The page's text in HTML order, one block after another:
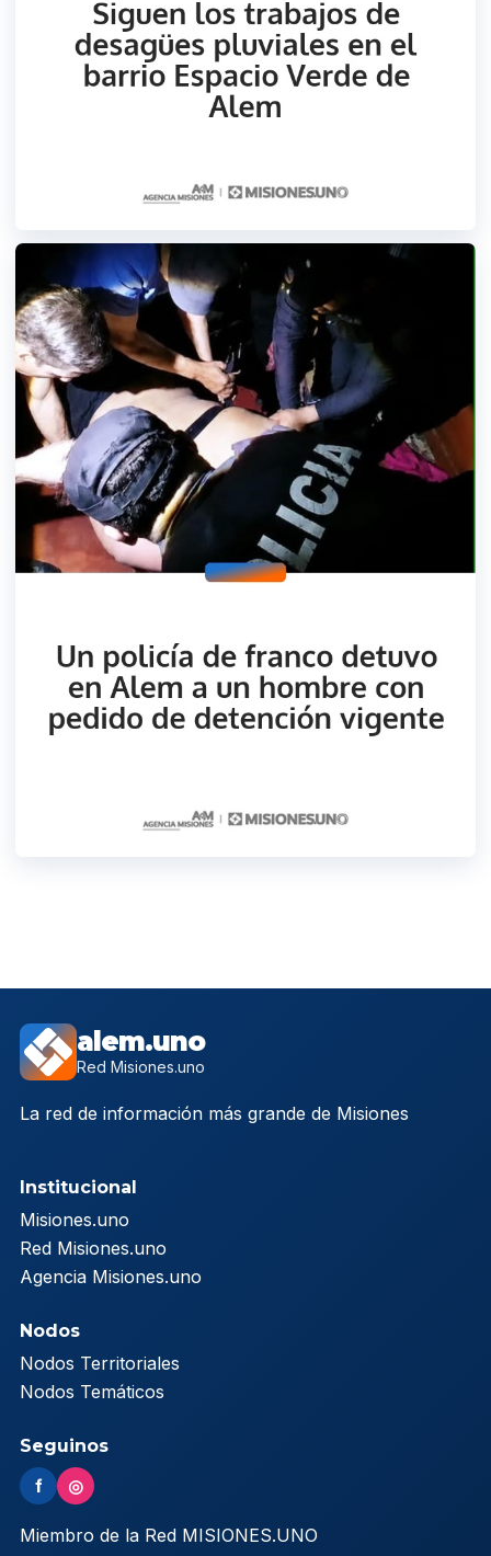
alem.uno
Red Misiones.uno
La red de información más grande de Misiones
Institucional
Misiones.uno
Red Misiones.uno
Agencia Misiones.uno
Nodos
Nodos Territoriales
Nodos Temáticos
Seguinos
f ◎
Miembro de la Red MISIONES.UNO